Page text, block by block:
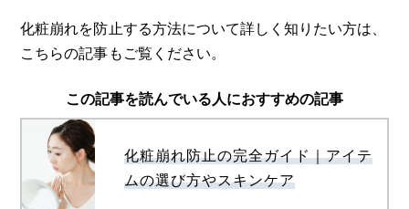
化粧崩れを防止する方法について詳しく知りたい方は、
こちらの記事もご覧ください。
この記事を読んでいる人におすすめの記事
化粧崩れ防止の完全ガイド｜アイテ
ムの選び方やスキンケア